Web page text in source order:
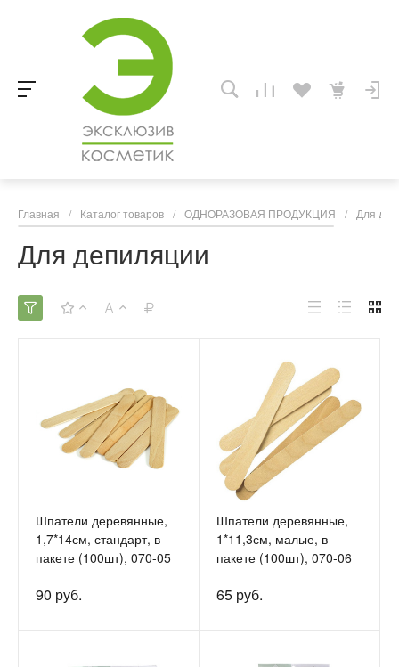
Главная / Каталог товаров / ОДНОРАЗОВАЯ ПРОДУКЦИЯ / Для
Для депиляции
Шпатели деревянные,
1,7*14см, стандарт, в
пакете (100шт), 070-05
90 руб.
Шпатели деревянные,
1*11,3см, малые, в
пакете (100шт), 070-06
65 руб.